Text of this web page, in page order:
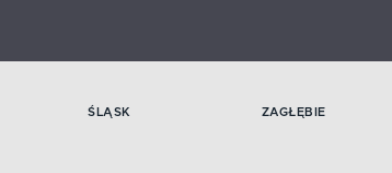
ŚLĄSK ZAGŁĘBIE